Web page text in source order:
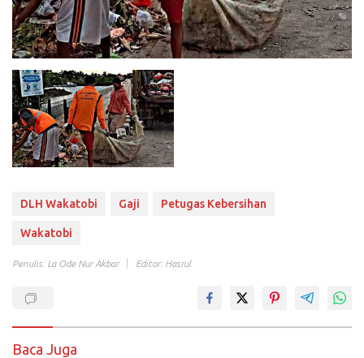
DLH Wakatobi Gaji Petugas Kebersihan
Wakatobi
Penulis: La Ode Nur Akbar Editor: Hasrul
Baca Juga